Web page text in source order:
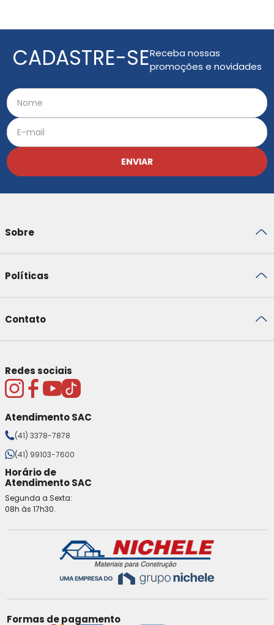
CADASTRE-SEReceba nossas
promoções e novidades
ENVIAR
Sobre
Políticas
Contato
Redes sociais
Atendimento SAC
(41) 3378-7878
(41) 99103-7600
Horário de
Atendimento SAC
Segunda a Sexta:
08h às 17h30.
Formas de pagamento